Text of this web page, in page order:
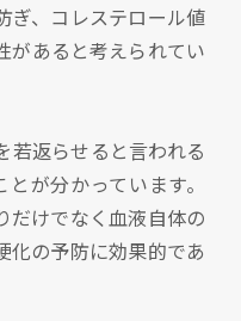
ぎ、コレステロール値
があると考えられてい
若返らせると言われる
が分かっています。
だけでなく血液自体の
化の予防に効果的であ